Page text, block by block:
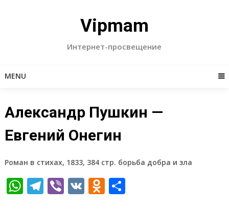
Vipmam
Интернет-просвещение
MENU
Александр Пушкин —
Евгений Онегин
Роман в стихах, 1833, 384 стр. борьба добра и зла
WhatsApp
Telegram
Viber
VKOdnoklassniki
Отправить